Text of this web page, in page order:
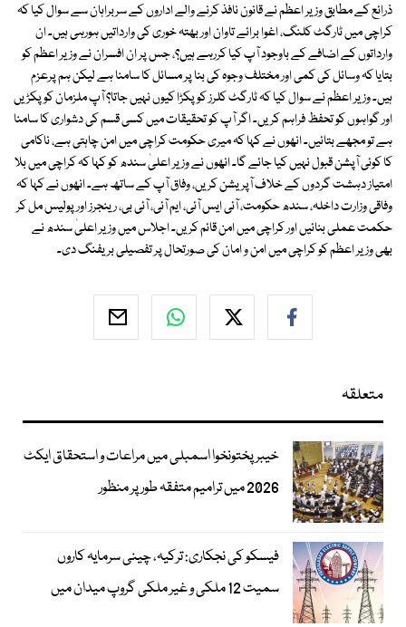
ذرائع کے مطابق وزیر اعظم نے قانون نافذ کرنے والے اداروں کے سربراہان سے سوال کیا کہ
کراچی میں ٹارگٹ کلنگ، اغوا برائے تاوان اور بھتہ خوری کی وارداتیں ہورہی ہیں۔ ان
وارداتوں کے اضافے کے باوجود آپ کیا کررہے ہیں؟، جس پر ان افسران نے وزیر اعظم کو
بتایا کہ وسائل کی کمی اور مختلف وجوہ کی بنا پر مسائل کا سامنا ہے لیکن ہم پرعزم
ہیں۔ وزیر اعظم نے سوال کیا کہ ٹارگٹ کلرز کو پکڑا کیوں نہیں جاتا؟ آپ ملزمان کو پکڑیں
اور گواہوں کو تحفظ فراہم کریں۔ اگر آپ کو تحقیقات میں کسی قسم کی دشواری کا سامنا
ہے تو مجھے بتائیں۔ انھوں نے کہا کہ میری حکومت کراچی میں امن چاہتی ہے، ناکامی
کا کوئی آپشن قبول نہیں کیا جائے گا۔ انھوں نے وزیر اعلیٰ سندھ کو کہا کہ کراچی میں بلا
امتیاز دہشت گردوں کے خلاف آپریشن کریں، وفاق آپ کے ساتھ ہے۔ انھوں نے کہا کہ
وفاقی وزارت داخلہ، سندھ حکومت، آئی ایس آئی، ایم آئی، آئی بی، رینجرز اور پولیس مل کر
حکمت عملی بنائیں اور کراچی میں امن قائم کریں۔ اجلاس میں وزیر اعلیٰ سندھ نے
بھی وزیر اعظم کو کراچی میں امن و امان کی صورتحال پر تفصیلی بریفنگ دی۔
متعلقہ
خیبرپختونخوا اسمبلی میں مراعات و استحقاق ایکٹ
2026 میں ترامیم متفقہ طور پر منظور
فیسکو کی نجکاری: ترکیہ، چینی سرمایہ کاروں
سمیت 12 ملکی و غیر ملکی گروپ میدان میں